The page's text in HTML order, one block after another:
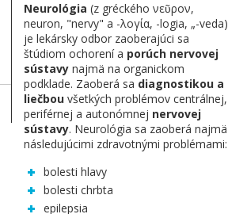
Neurológia (z gréckého νεῦρον,
neuron, "nervy" a -λογία, -logia, „-veda)
je lekársky odbor zaoberajúci sa
štúdiom ochorení a porúch nervovej
sústavynajmä na organickom
podklade. Zaoberá sa diagnostikou a
liečbouvšetkých problémov centrálnej,
periférnej a autonómnej nervovej
sústavy. Neurológia sa zaoberá najmä
následujúcimi zdravotnými problémami:
bolesti hlavy
bolesti chrbta
epilepsia